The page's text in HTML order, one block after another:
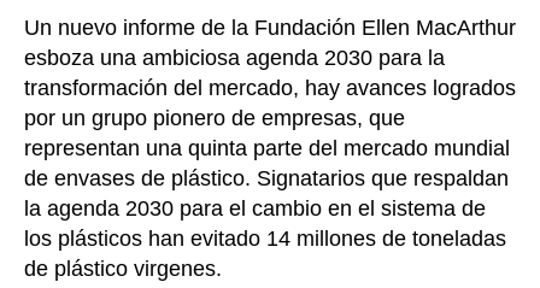
Un nuevo informe de la Fundación Ellen MacArthur
esboza una ambiciosa agenda 2030 para la
transformación del mercado, hay avances logrados
por un grupo pionero de empresas, que
representan una quinta parte del mercado mundial
de envases de plástico. Signatarios que respaldan
la agenda 2030 para el cambio en el sistema de
los plásticos han evitado 14 millones de toneladas
de plástico virgenes.